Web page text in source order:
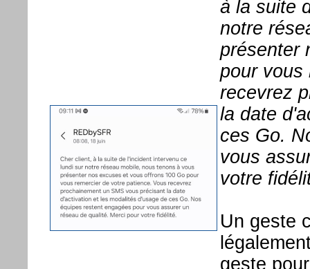
à la suite
notre
présenter
pour vous
recevrez
la date
ces Go.
vous
votre
Un geste
geste